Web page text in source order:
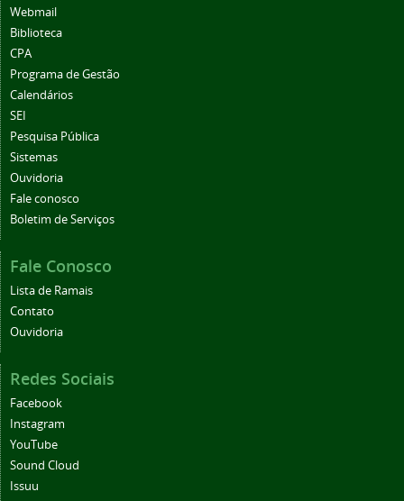
Webmail
Biblioteca
CPA
Programa de Gestão
Calendários
SEI
Pesquisa Pública
Sistemas
Ouvidoria
Fale conosco
Boletim de Serviços
Fale Conosco
Lista de Ramais
Contato
Ouvidoria
Redes Sociais
Facebook
Instagram
YouTube
Sound Cloud
Issuu